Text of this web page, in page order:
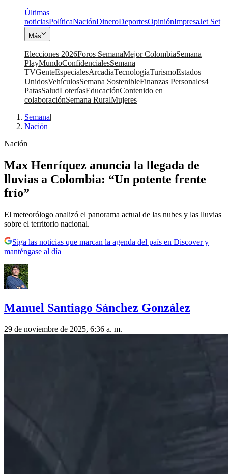
Últimas
noticiasPolíticaNaciónDineroDeportesOpiniónImpresaJet Set
Más
Elecciones 2026Foros SemanaMejor ColombiaSemana
PlayMundoConfidencialesSemana
TVGenteEspecialesArcadiaTecnologíaTurismoEstados
UnidosVehículosSemana SostenibleFinanzas Personales4
PatasSaludLoteríasEducaciónContenido en
colaboraciónSemana RuralMujeres
Semana|
Nación
Nación
Max Henríquez anuncia la llegada de
lluvias a Colombia: “Un potente frente
frío”
El meteorólogo analizó el panorama actual de las nubes y las lluvias
sobre el territorio nacional.
Siga las noticias que marcan la agenda del país en Discover y
manténgase al día
Manuel Santiago Sánchez González
29 de noviembre de 2025, 6:36 a. m.